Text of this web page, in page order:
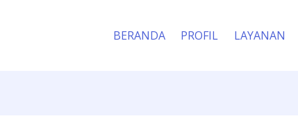
BERANDA PROFIL LAYANAN